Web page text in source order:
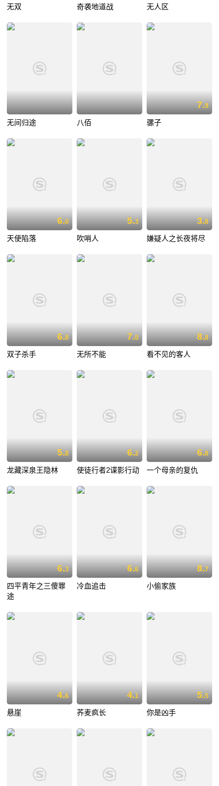
无双 奇袭地道战 无人区
无间归途 八佰
7.9
骡子
6.0
天使陷落
5.3
吹哨人
3.8
嫌疑人之长夜将尽
6.8
双子杀手
7.0
无所不能
8.8
看不见的客人
5.8
龙藏深泉王隐林
6.2
使徒行者2谍影行动
6.8
一个母亲的复仇
6.3
四平青年之三傻罪
途
6.6
冷血追击
8.7
小偷家族
4.6
悬崖
4.1
荞麦疯长
5.5
你是凶手